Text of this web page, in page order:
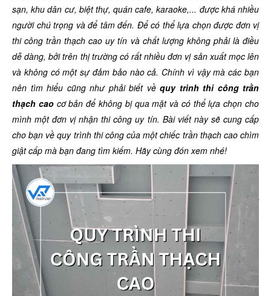
sạn, khu dân cư, biệt thự, quán cafe, karaoke,... được khá nhiều
người chú trọng và để tâm đến. Để có thể lựa chọn được đơn vị
thi công trần thạch cao uy tín và chất lượng không phải là điều
dễ dàng, bởi trên thị trường có rất nhiều đơn vị sản xuất mọc lên
và không có một sự đảm bảo nào cả. Chính vì vậy mà các bạn
nên tìm hiểu cũng như phải biết về quy trình thi công trần
thạch caocơ bản để không bị qua mặt và có thể lựa chọn cho
mình một đơn vị nhận thi công uy tín. Bài viết này sẽ cung cấp
cho bạn về quy trình thi công của một chiếc trần thạch cao chìm
giật cấp mà bạn đang tìm kiếm. Hãy cùng đón xem nhé!